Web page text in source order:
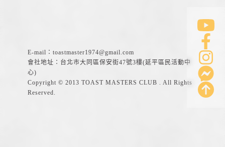
E-mail： toastmaster1974@gmail.com
會社地址：台北市大同區保安街47號3樓(延平區民活動中
心)
Copyright © 2013 TOAST MASTERS CLUB . All Rights
Reserved.